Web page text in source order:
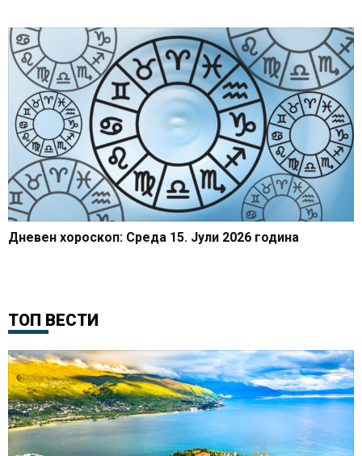
Дневен хороскоп: Среда 15. Јули 2026 година
ТОП ВЕСТИ